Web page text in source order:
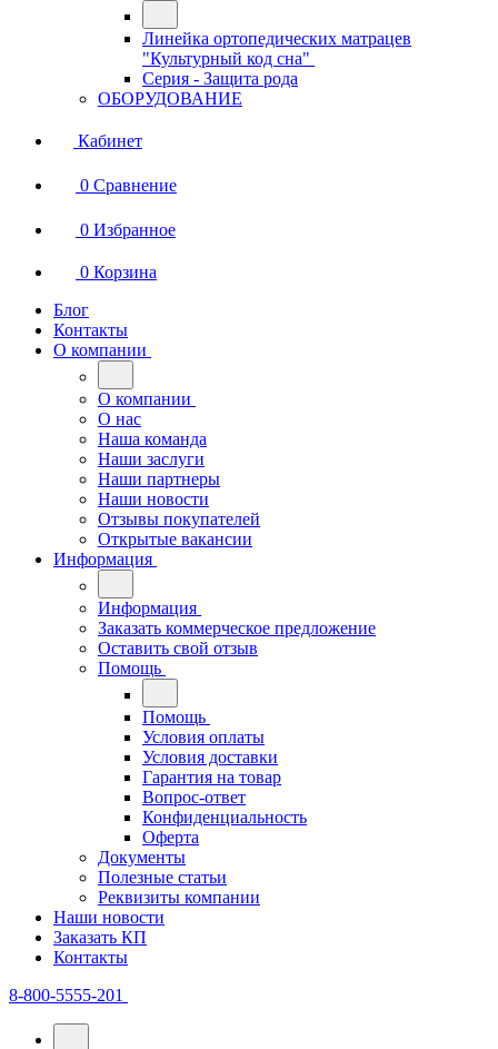
Линейка ортопедических матрацев
"Культурный код сна"
Серия - Защита рода
ОБОРУДОВАНИЕ
Кабинет
0 Сравнение
0 Избранное
0 Корзина
Блог
Контакты
О компании
О компании
О нас
Наша команда
Наши заслуги
Наши партнеры
Наши новости
Отзывы покупателей
Открытые вакансии
Информация
Информация
Заказать коммерческое предложение
Оставить свой отзыв
Помощь
Помощь
Условия оплаты
Условия доставки
Гарантия на товар
Вопрос-ответ
Конфиденциальность
Оферта
Документы
Полезные статьи
Реквизиты компании
Наши новости
Заказать КП
Контакты
8-800-5555-201